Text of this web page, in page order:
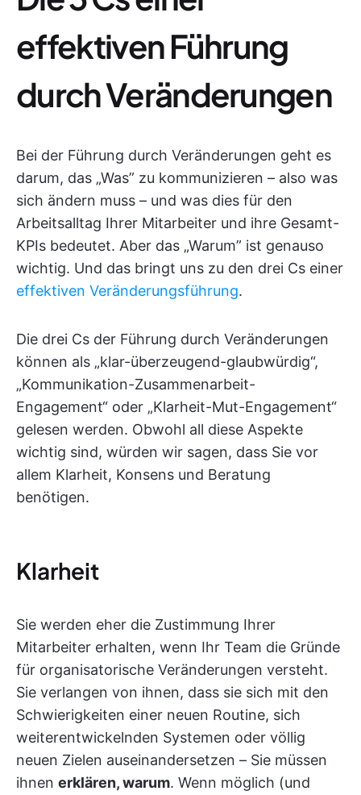
effektiven Führung
durch Veränderungen
Bei der Führung durch Veränderungen geht es
darum, das „Was” zu kommunizieren – also was
sich ändern muss – und was dies für den
Arbeitsalltag Ihrer Mitarbeiter und ihre Gesamt-
KPIs bedeutet. Aber das „Warum” ist genauso
wichtig. Und das bringt uns zu den drei Cs einer
effektiven Veränderungsführung.
Die drei Cs der Führung durch Veränderungen
können als „klar-überzeugend-glaubwürdig“,
„Kommunikation-Zusammenarbeit-
Engagement“ oder „Klarheit-Mut-Engagement“
gelesen werden. Obwohl all diese Aspekte
wichtig sind, würden wir sagen, dass Sie vor
allem Klarheit, Konsens und Beratung
benötigen.
Klarheit
Sie werden eher die Zustimmung Ihrer
Mitarbeiter erhalten, wenn Ihr Team die Gründe
für organisatorische Veränderungen versteht.
Sie verlangen von ihnen, dass sie sich mit den
Schwierigkeiten einer neuen Routine, sich
weiterentwickelnden Systemen oder völlig
neuen Zielen auseinandersetzen – Sie müssen
ihnen erklären, warum. Wenn möglich (und